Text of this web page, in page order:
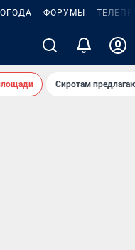
ФОРУМЫ
Сиротам